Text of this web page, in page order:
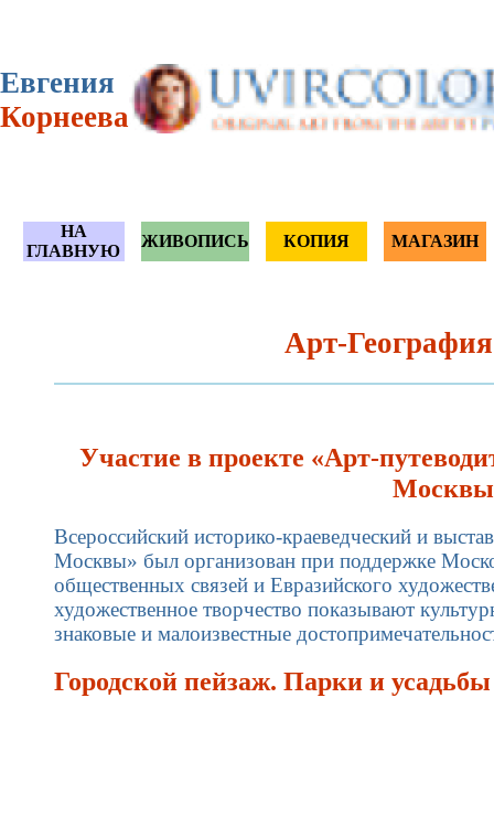
Евгения
Корнеева
НА
ГЛАВНУЮ
ЖИВОПИСЬ КОПИЯ МАГАЗИН
Арт-
Участие в проекте «Арт-
Всероссийский историко-краеведческий и
Москвы» был организован при поддержке
общественных связей и Евразийского
художественное творчество показывают
знаковые и малоизвестные
Городской пейзаж. Парки и